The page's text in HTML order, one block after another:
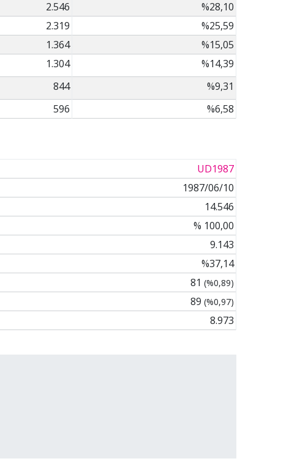
2.546
%28,10
2.319
%25,59
1.364
%15,05
1.304
%14,39
844
%9,31
596 %6,58
UD1987
1987/06/10
14.546
% 100,00
9.143
%37,14
81 (%0,89)
89 (%0,97)
8.973